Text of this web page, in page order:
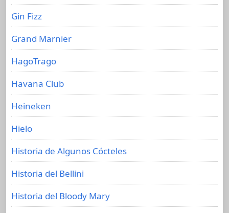
Gin Fizz
Grand Marnier
HagoTrago
Havana Club
Heineken
Hielo
Historia de Algunos Cócteles
Historia del Bellini
Historia del Bloody Mary